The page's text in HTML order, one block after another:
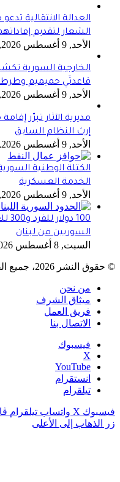
العدالة الانتقالية
الشعار لتقديم
الأحد, 9 أغسطس 2026, 4:42 م
الخارجية السورية
قاعدتَي حميميم
الأحد, 9 أغسطس 2026, 3:37 م
مديرية الآثار تبرّر
إرث النظام السابق
الأحد, 9 أغسطس 2026, 3:00 م
الكتلة الوطنية
الخدمة العسكرية
الأحد, 9 أغسطس 2026, 12:34 م
السوريين من لبنان
السبت, 8 أغسطس 2026, 1:19 م
© حقوق النشر 2026، جميع الحقوق محفوظة | سناك سوري
من نحن
ميثاق الشرف
فريق العمل
الاتصال بنا
فيسبوك
‫X
‫YouTube
انستقرام
تيلقرام
فيسبوك ‫X واتساب تيلقرام
زر الذهاب إلى الأعلى